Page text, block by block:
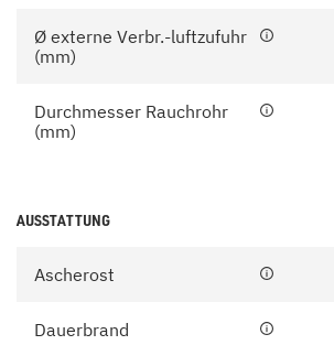
Ø externe Verbr.-luftzufuhr
(mm)
Durchmesser Rauchrohr
(mm)
AUSSTATTUNG
Ascherost
Dauerbrand